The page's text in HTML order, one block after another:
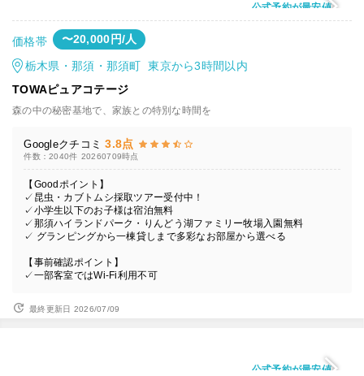
公式予約が最安値
価格帯 〜20,000円/人
栃木県・那須・那須町 東京から3時間以内
TOWAピュアコテージ
森の中の秘密基地で、家族との特別な時間を
Googleクチコミ 3.8点
件数：2040件 20260709時点
【Goodポイント】
✓昆虫・カブトムシ採取ツアー受付中！
✓小学生以下のお子様は宿泊無料
✓那須ハイランドパーク・りんどう湖ファミリー牧場入園無料
✓ グランピングから一棟貸しまで多彩なお部屋から選べる
【事前確認ポイント】
✓一部客室ではWi-Fi利用不可
最終更新日 2026/07/09
公式予約が最安値